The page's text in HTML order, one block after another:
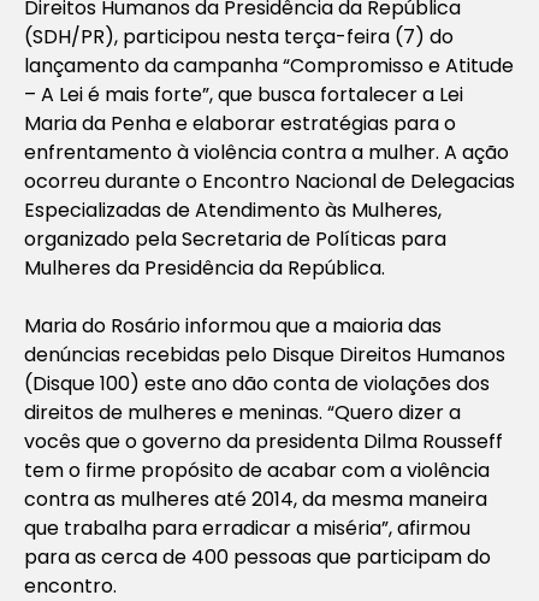
Direitos Humanos da Presidência da República
(SDH/PR), participou nesta terça-feira (7) do
lançamento da campanha “Compromisso e Atitude
– A Lei é mais forte”, que busca fortalecer a Lei
Maria da Penha e elaborar estratégias para o
enfrentamento à violência contra a mulher. A ação
ocorreu durante o Encontro Nacional de Delegacias
Especializadas de Atendimento às Mulheres,
organizado pela Secretaria de Políticas para
Mulheres da Presidência da República.
Maria do Rosário informou que a maioria das
denúncias recebidas pelo Disque Direitos Humanos
(Disque 100) este ano dão conta de violações dos
direitos de mulheres e meninas. “Quero dizer a
vocês que o governo da presidenta Dilma Rousseff
tem o firme propósito de acabar com a violência
contra as mulheres até 2014, da mesma maneira
que trabalha para erradicar a miséria”, afirmou
para as cerca de 400 pessoas que participam do
encontro.